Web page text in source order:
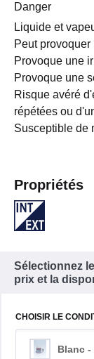
Danger
Liquide et
Peut
Provoque une
Provoque une
Risque avéré
répétées ou
Susceptible de
Propriétés
Sélectionnez
prix et la
CHOISIR LE
Blanc -